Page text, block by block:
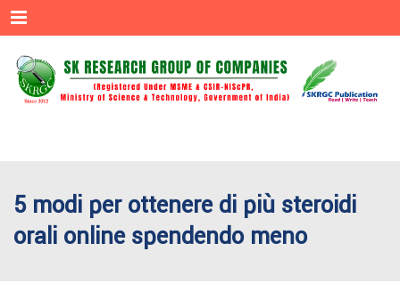
Menu
5 modi per ottenere di più steroidi
orali online spendendo meno